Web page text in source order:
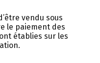
vendu sous
le paiement des
établies sur les